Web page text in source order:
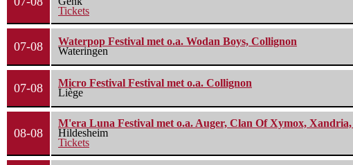
Tickets
07-08
Waterpop Festival met o.a. Wodan Boys, Collignon
Wateringen
07-08
Micro Festival Festival met o.a. Collignon
Liège
08-08
M'era Luna Festival met o.a. Auger, Clan Of Xymox,
Hildesheim
Tickets